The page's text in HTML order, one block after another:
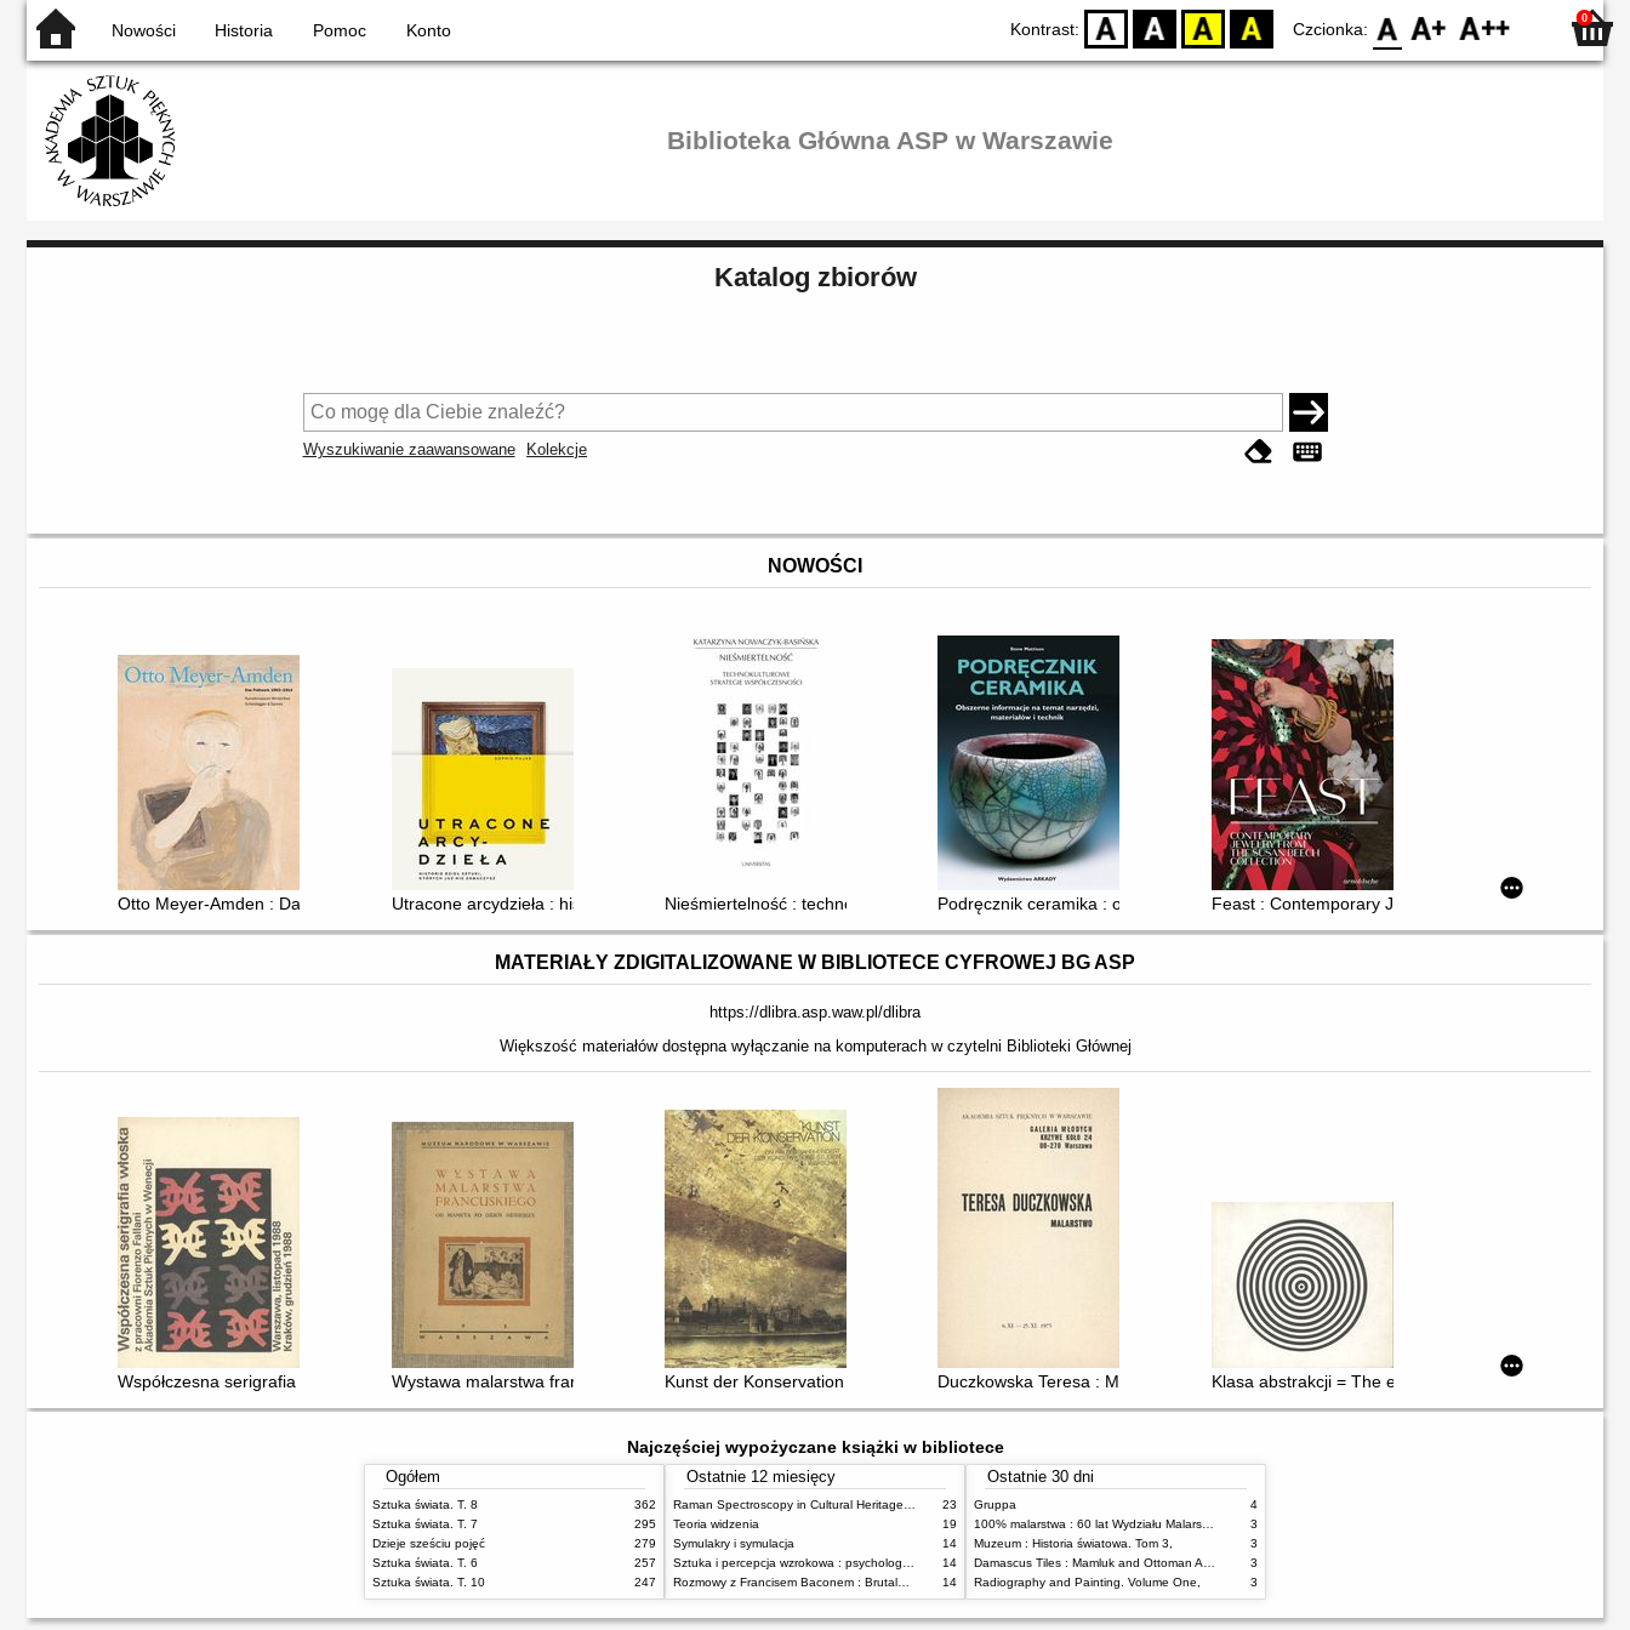
Nowości Historia Pomoc Konto Kontrast: D BW YB BY Czcionka: F0 F1 F2 0
Biblioteka Główna ASP w Warszawie
Katalog zbiorów
Wyszukiwanie zaawansowane Kolekcje
NOWOŚCI
Otto Meyer-Amden : Das Frühwerk 1903-1914Utracone arcydzieła : historie dzieł sztuki, których już nie zobaczysz
Nieśmiertelność : technokulturowe strategie współczesnościPodręcznik ceramika : obszerne informacje na temat narzędzi, materiałów i technik
Feast : Contemporary Jewelry from the Susan Beech
MATERIAŁY ZDIGITALIZOWANE W BIBLIOTECE CYFROWEJ BG ASP
https://dlibra.asp.waw.pl/dlibra
Większość materiałów dostępna wyłączanie na komputerach w czytelni Biblioteki Głównej
Współczesna serigrafia włoska z pracowni Fiorenzo Fallani, Akademia Sztuk Pięknych w Wenecji : [katalog wystawy], Warszawa, listopad 1988, Kraków, grudzień 1988
Wystawa malarstwa francuskiego od Maneta po dzień dzisiejszyKunst der Konservation : Ein Halbes Jahrundert der Konservations - Studien in Warschau
Duczkowska Teresa : Malarstwo Klasa abstrakcji = The equivalence class = Classe d'
Najczęściej wypożyczane książki w bibliotece
Ogółem
Sztuka świata. T. 8
362
Sztuka świata. T. 7
295
Dzieje sześciu pojęć
279
Sztuka świata. T. 6
257
Sztuka świata. T. 10
247
Ostatnie 12 miesięcy
Raman Spectroscopy in Cultural Heritage Preservation
23
Teoria widzenia
19
Symulakry i symulacja
14
Sztuka i percepcja wzrokowa : psychologia twórczego oka
14
Rozmowy z Francisem Baconem : Brutalność faktu
14
Ostatnie 30 dni
Gruppa
4
100% malarstwa : 60 lat Wydziału Malarstwa ASP w Warszawie
3
Muzeum : Historia światowa. Tom 3,
3
Damascus Tiles : Mamluk and Ottoman Architectural Ceramics from Syria
3
Radiography and Painting. Volume One,
3